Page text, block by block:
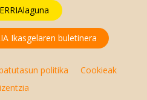
Ikasgelaren buletinera
politika
Cookieak